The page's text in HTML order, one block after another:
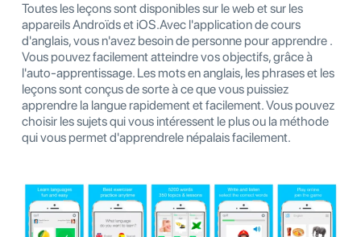
Toutes les leçons sont disponibles sur le web et sur les
appareils Androïds et iOS.Avec l'application de cours
d'anglais, vous n'avez besoin de personne pour apprendre .
Vous pouvez facilement atteindre vos objectifs, grâce à
l'auto-apprentissage. Les mots en anglais, les phrases et les
leçons sont conçus de sorte à ce que vous puissiez
apprendre la langue rapidement et facilement. Vous pouvez
choisir les sujets qui vous intéressent le plus ou la méthode
qui vous permet d'apprendrele népalais facilement.